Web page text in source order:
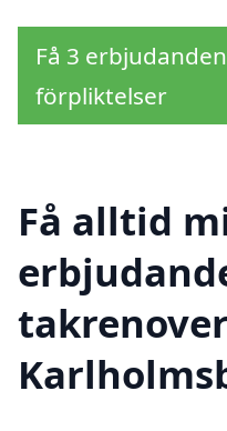
Få 3
förpliktelser
Få alltid